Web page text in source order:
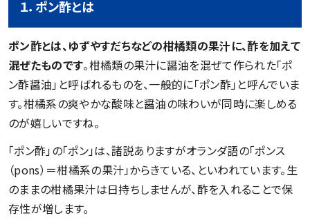
１．ポン酢とは
ポン酢とは、ゆずやすだちなどの柑橘類の果汁に、酢を加えて
混ぜたものです。柑橘類の果汁に醤油を混ぜて作られた「ポ
ン酢醤油」と呼ばれるものを、一般的に「ポン酢」と呼んでいま
す。柑橘系の爽やかな酸味と醤油の味わいが同時に楽しめる
のが嬉しいですね。
「ポン酢」の「ポン」は、諸説ありますがオランダ語の「ポンス
（pons）＝柑橘系の果汁」からきている、といわれています。生
のままの柑橘果汁は日持ちしませんが、酢を入れることで保
存性が増します。